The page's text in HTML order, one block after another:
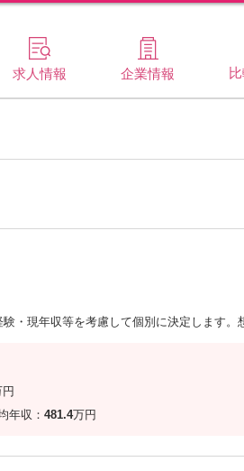
求人情報 企業情報
・現年収等を考慮して個別に決定します。
年収： 481.4万円